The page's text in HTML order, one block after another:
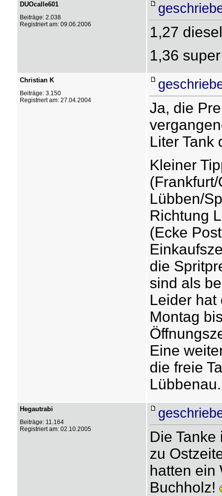
DUOcalle601
Beiträge: 2.038
Registriert am: 09.06.2006
1,27 diesel
1,36 super
Christian K
Beiträge: 3.150
Registriert am: 27.04.2004
Ja, die
Liter Tank
Kleiner
Lübben/
Richtung
(Ecke
die
sind als
Leider hat
Montag
Eine
die freie
Lübbenau.
Hegautrabi
Beiträge: 11.164
Registriert am: 02.10.2005
Die
zu
hatten ein
Buchholz!